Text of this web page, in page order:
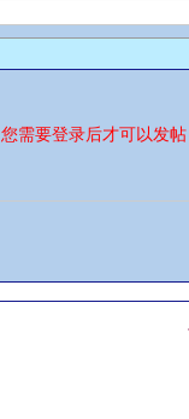
您需要登录后才可以发